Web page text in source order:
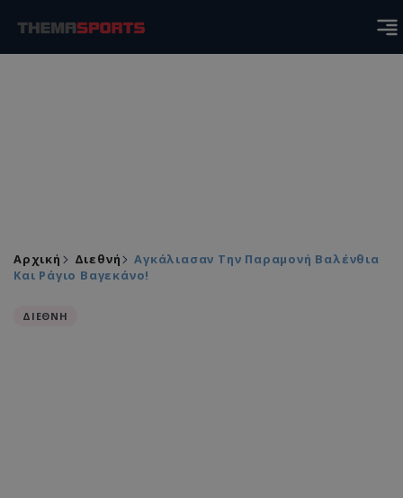
Αρχική Διεθνή
Αγκάλιασαν Την Παραμονή Βαλένθια
Και Ράγιο Βαγεκάνο!
ΔΙΕΘΝΗ